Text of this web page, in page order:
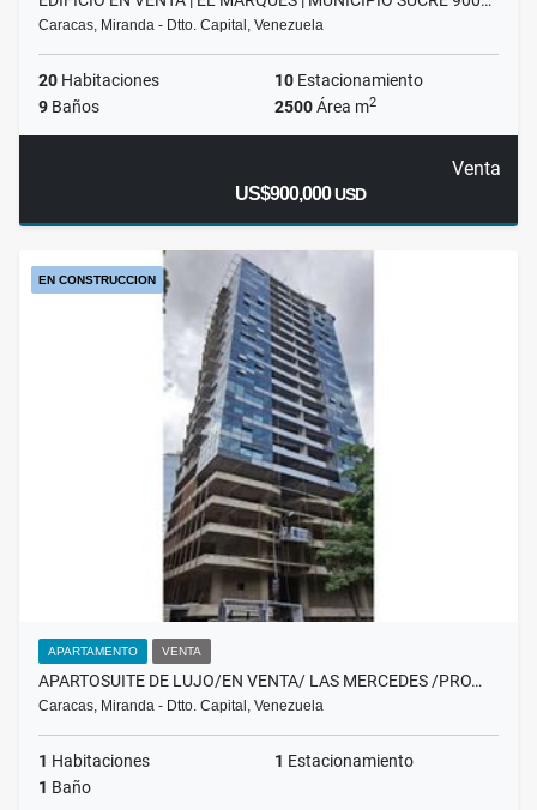
Caracas, Miranda - Dtto. Capital, Venezuela
20 Habitaciones 10 Estacionamiento
9 Baños 2500Área m2
Venta
US$900,000USD
EN CONSTRUCCION
APARTAMENTO VENTA
APARTOSUITE DE LUJO/EN VENTA/ LAS MERCEDES /PRO…
Caracas, Miranda - Dtto. Capital, Venezuela
1 Habitaciones 1 Estacionamiento
1 Baño